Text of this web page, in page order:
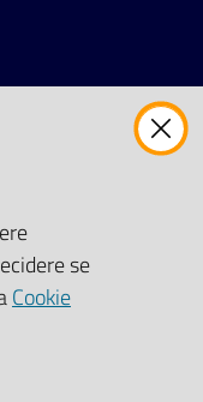
se
Cookie